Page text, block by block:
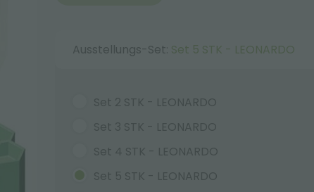
Ausstellungs-Set: Set 5 STK - LEONARDO
Set 2 STK - LEONARDO
Set 3 STK - LEONARDO
Set 4 STK - LEONARDO
Set 5 STK - LEONARDO